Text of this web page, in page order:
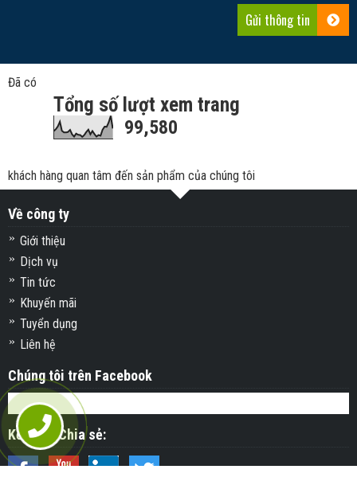
Đã có
Tổng số lượt xem trang
99,580
khách hàng quan tâm đến sản phẩm của chúng tôi
Về công ty
Giới thiệu
Dịch vụ
Tin tức
Khuyến mãi
Tuyển dụng
Liên hệ
Chúng tôi trên Facebook
Kết nối&Chia sẻ: